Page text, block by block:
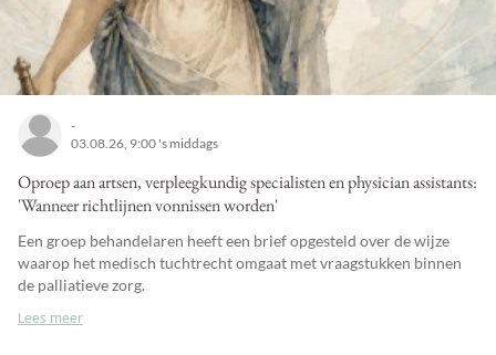
-
03.08.26, 9:00 's middags
Oproep aan artsen, verpleegkundig specialisten en physician assistants:
'Wanneer richtlijnen vonnissen worden'
Een groep behandelaren heeft een brief opgesteld over de wijze
waarop het medisch tuchtrecht omgaat met vraagstukken binnen
de palliatieve zorg.
Lees meer